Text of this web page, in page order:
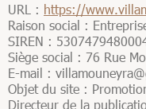
URL : https://
Raison social :
SIREN :
Siège social : 76 Rue
E-mail :
Objet du site :
Directeur de la